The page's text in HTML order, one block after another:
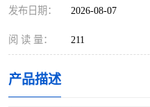
发布日期： 2026-08-07
阅 读 量： 211
产品描述